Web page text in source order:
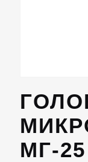
МГ-25